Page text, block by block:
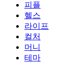
피플
헬스
라이프
컬처
머니
테마